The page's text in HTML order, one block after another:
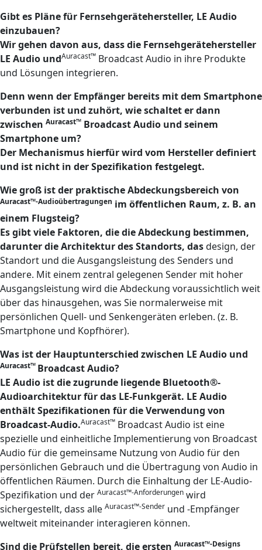
Gibt es Pläne für Fernsehgerätehersteller, LE Audio
einzubauen?
Wir gehen davon aus, dass die Fernsehgerätehersteller
LE Audio undAuracast™ Broadcast Audio in ihre Produkte
und Lösungen integrieren.
Denn wenn der Empfänger bereits mit dem Smartphone
verbunden ist und zuhört, wie schaltet er dann
zwischen Auracast™ Broadcast Audio und seinem
Smartphone um?
Der Mechanismus hierfür wird vom Hersteller definiert
und ist nicht in der Spezifikation festgelegt.
Wie groß ist der praktische Abdeckungsbereich von
Auracast™-Audioübertragungen im öffentlichen Raum, z. B. an
einem Flugsteig?
Es gibt viele Faktoren, die die Abdeckung bestimmen,
darunter die Architektur des Standorts, dasdesign, der
Standort und die Ausgangsleistung des Senders und
andere. Mit einem zentral gelegenen Sender mit hoher
Ausgangsleistung wird die Abdeckung voraussichtlich weit
über das hinausgehen, was Sie normalerweise mit
persönlichen Quell- und Senkengeräten erleben. (z. B.
Smartphone und Kopfhörer).
Was ist der Hauptunterschied zwischen LE Audio und
Auracast™ Broadcast Audio?
LE Audio ist die zugrunde liegende Bluetooth®-
Audioarchitektur für das LE-Funkgerät. LE Audio
enthält Spezifikationen für die Verwendung von
Broadcast-Audio.Auracast™ Broadcast Audio ist eine
spezielle und einheitliche Implementierung von Broadcast
Audio für die gemeinsame Nutzung von Audio für den
persönlichen Gebrauch und die Übertragung von Audio in
öffentlichen Räumen. Durch die Einhaltung der LE-Audio-
Spezifikation und der Auracast™-Anforderungen wird
sichergestellt, dass alle Auracast™-Sender und -Empfänger
weltweit miteinander interagieren können.
Sind die Prüfstellen bereit, die ersten Auracast™-Designs